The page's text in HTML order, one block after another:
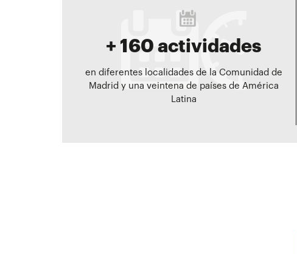
+ 160 actividades
en diferentes localidades de la Comunidad de
Madrid y una veintena de países de América
Latina